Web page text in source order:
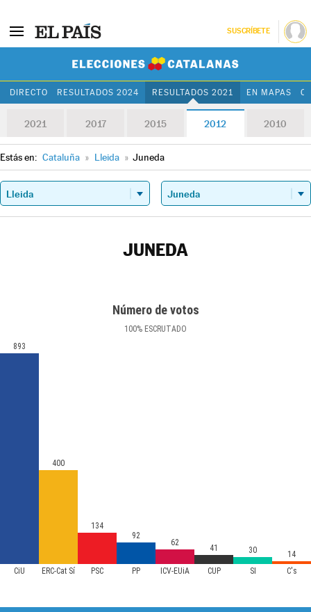
SUSCRÍBETE
DIRECTO RESULTADOS 2024 RESULTADOS 2021 EN MAPAS
2021 2017 2015 2012 2010
Estás en: Cataluña » Lleida » Juneda
JUNEDA
Número de votos
100% ESCRUTADO
CiU ERC-Cat Sí PSC PP ICV-EUiA CUP SI C's
893
400
134
92
62
41 30 14